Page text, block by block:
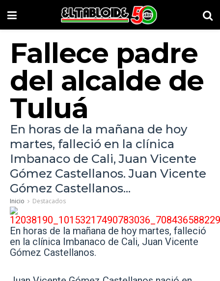
Fallece padre
del alcalde de
Tuluá
En horas de la mañana de hoy
martes, falleció en la clínica
Imbanaco de Cali, Juan Vicente
Gómez Castellanos. Juan Vicente
Gómez Castellanos...
Inicio Destacados
En horas de la mañana de hoy martes, falleció
en la clínica Imbanaco de Cali, Juan Vicente
Gómez Castellanos.